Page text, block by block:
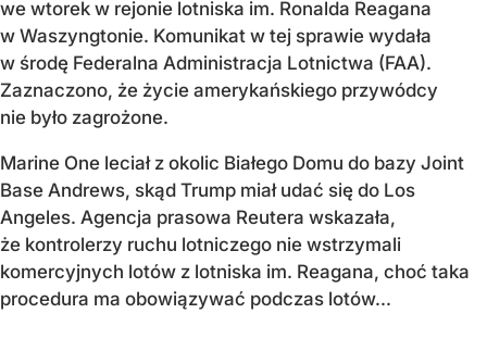
we wtorek w rejonie lotniska im. Ronalda Reagana
w Waszyngtonie. Komunikat w tej sprawie wydała
w środę Federalna Administracja Lotnictwa (FAA).
Zaznaczono, że życie amerykańskiego przywódcy
nie było zagrożone.
Marine One leciał z okolic Białego Domu do bazy Joint
Base Andrews, skąd Trump miał udać się do Los
Angeles. Agencja prasowa Reutera wskazała,
że kontrolerzy ruchu lotniczego nie wstrzymali
komercyjnych lotów z lotniska im. Reagana, choć taka
procedura ma obowiązywać podczas lotów...